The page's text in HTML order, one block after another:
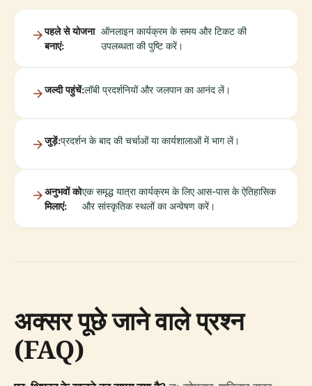
पहले से योजना
बनाएं:
ऑनलाइन कार्यक्रम के समय और टिकट की
उपलब्धता की पुष्टि करें।
जल्दी पहुंचें:लॉबी प्रदर्शनियों और जलपान का आनंद लें।
जुड़ें:प्रदर्शन के बाद की चर्चाओं या कार्यशालाओं में भाग लें।
अनुभवों को
मिलाएं:
एक समृद्ध यात्रा कार्यक्रम के लिए आस-पास के ऐतिहासिक
और सांस्कृतिक स्थलों का अन्वेषण करें।
अक्सर पूछे जाने वाले प्रश्न
(FAQ)